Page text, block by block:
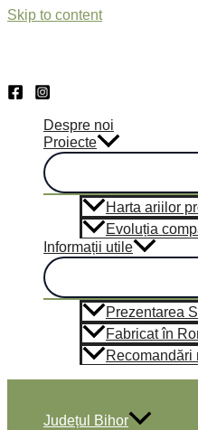
Skip to content
Despre noi
Proiecte
Harta ariilor
Evoluția
Informații utile
Prezentarea
Fabricat în
Recomandări
Județul Bihor